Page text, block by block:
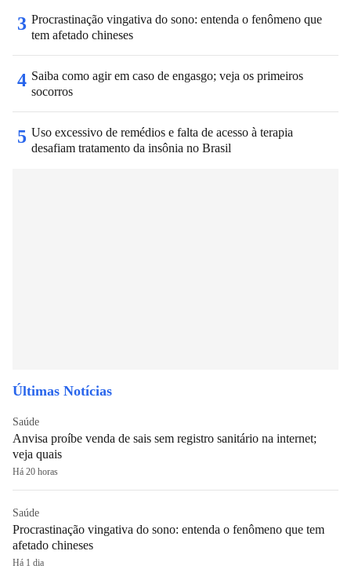
3 Procrastinação vingativa do sono: entenda o fenômeno que
tem afetado chineses
4 Saiba como agir em caso de engasgo; veja os primeiros
socorros
5 Uso excessivo de remédios e falta de acesso à terapia
desafiam tratamento da insônia no Brasil
Últimas Notícias
Saúde
Anvisa proíbe venda de sais sem registro sanitário na internet;
veja quais
Há 20 horas
Saúde
Procrastinação vingativa do sono: entenda o fenômeno que tem
afetado chineses
Há 1 dia